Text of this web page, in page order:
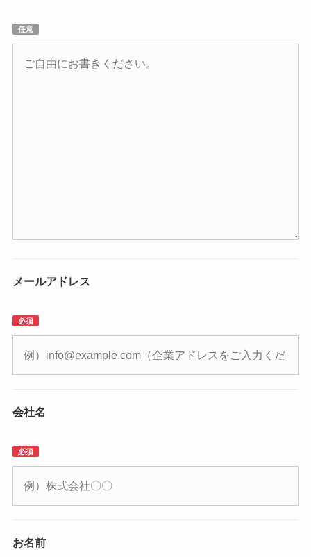
任意
メールアドレス
必須
会社名
必須
お名前